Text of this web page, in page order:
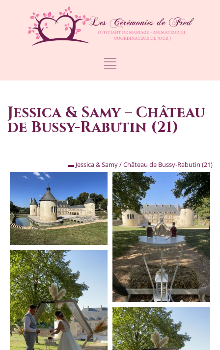
Jessica & Samy – Château
de Bussy-Rabutin (21)
▬ Jessica & Samy / Château de Bussy-Rabutin (21)